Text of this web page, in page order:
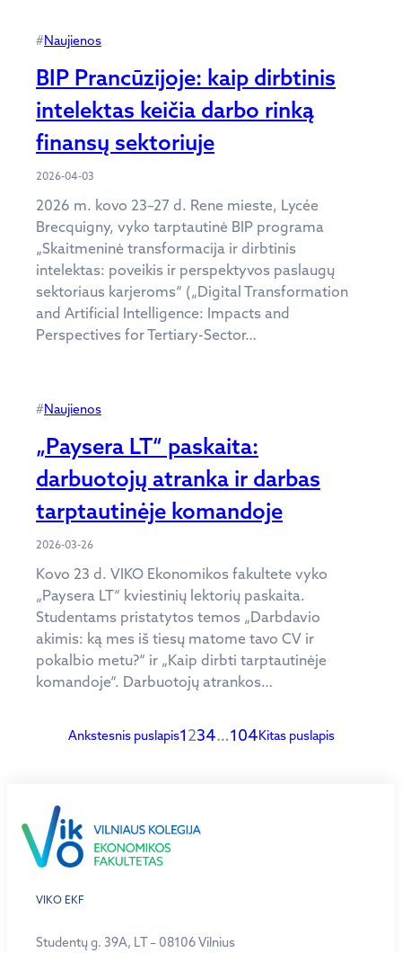
#Naujienos
BIP Prancūzijoje: kaip dirbtinis
intelektas keičia darbo rinką
finansų sektoriuje
2026-04-03
2026 m. kovo 23–27 d. Rene mieste, Lycée
Brecquigny, vyko tarptautinė BIP programa
„Skaitmeninė transformacija ir dirbtinis
intelektas: poveikis ir perspektyvos paslaugų
sektoriaus karjeroms“ („Digital Transformation
and Artificial Intelligence: Impacts and
Perspectives for Tertiary-Sector…
#Naujienos
„Paysera LT“ paskaita:
darbuotojų atranka ir darbas
tarptautinėje komandoje
2026-03-26
Kovo 23 d. VIKO Ekonomikos fakultete vyko
„Paysera LT“ kviestinių lektorių paskaita.
Studentams pristatytos temos „Darbdavio
akimis: ką mes iš tiesų matome tavo CV ir
pokalbio metu?“ ir „Kaip dirbti tarptautinėje
komandoje“. Darbuotojų atrankos…
Ankstesnis puslapis1234…104Kitas puslapis
VIKO EKF
Studentų g. 39A, LT – 08106 Vilnius